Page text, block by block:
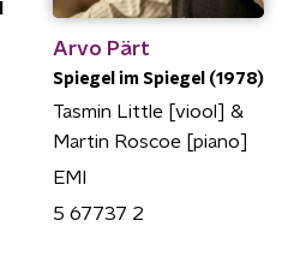
Arvo Pärt
Spiegel im Spiegel (1978)
Tasmin Little [viool] &
Martin Roscoe [piano]
EMI
5 67737 2